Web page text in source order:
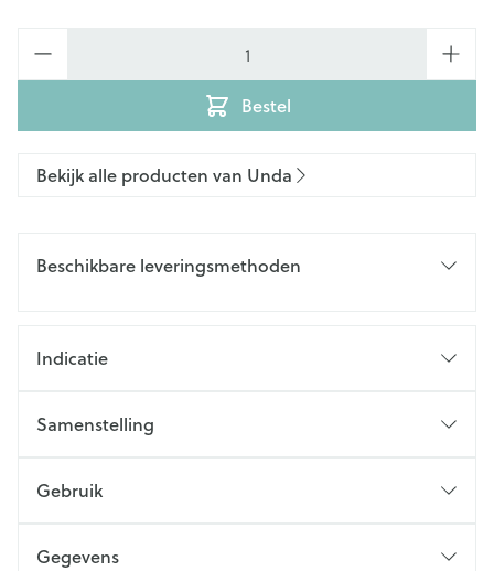
Bestel
Bekijk alle producten van Unda
Beschikbare leveringsmethoden
Indicatie
Samenstelling
Gebruik
Gegevens